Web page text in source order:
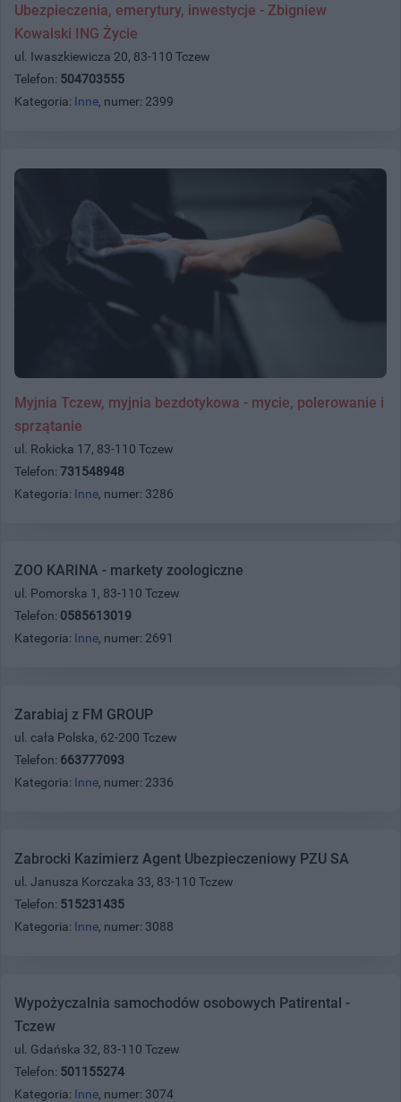
Ubezpieczenia, emerytury, inwestycje - Zbigniew
Kowalski ING Życie
ul. Iwaszkiewicza 20, 83-110 Tczew
Telefon: 504703555
Kategoria: Inne, numer: 2399
Myjnia Tczew, myjnia bezdotykowa - mycie, polerowanie i
sprzątanie
ul. Rokicka 17, 83-110 Tczew
Telefon: 731548948
Kategoria: Inne, numer: 3286
ZOO KARINA - markety zoologiczne
ul. Pomorska 1, 83-110 Tczew
Telefon: 0585613019
Kategoria: Inne, numer: 2691
Zarabiaj z FM GROUP
ul. cała Polska, 62-200 Tczew
Telefon: 663777093
Kategoria: Inne, numer: 2336
Zabrocki Kazimierz Agent Ubezpieczeniowy PZU SA
ul. Janusza Korczaka 33, 83-110 Tczew
Telefon: 515231435
Kategoria: Inne, numer: 3088
Wypożyczalnia samochodów osobowych Patirental -
Tczew
ul. Gdańska 32, 83-110 Tczew
Telefon: 501155274
Kategoria: Inne, numer: 3074